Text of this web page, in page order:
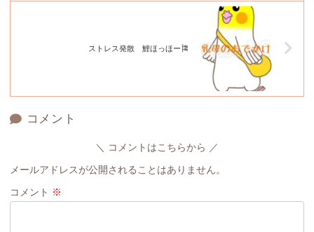
ストレス発散 鯉ほっほー🎏
コメント
コメントはこちらから
メールアドレスが公開されることはありません。
コメント ※